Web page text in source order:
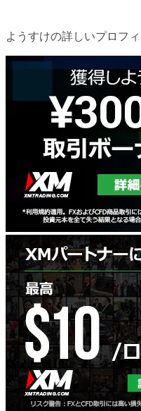
ようすけの詳しいプロフ